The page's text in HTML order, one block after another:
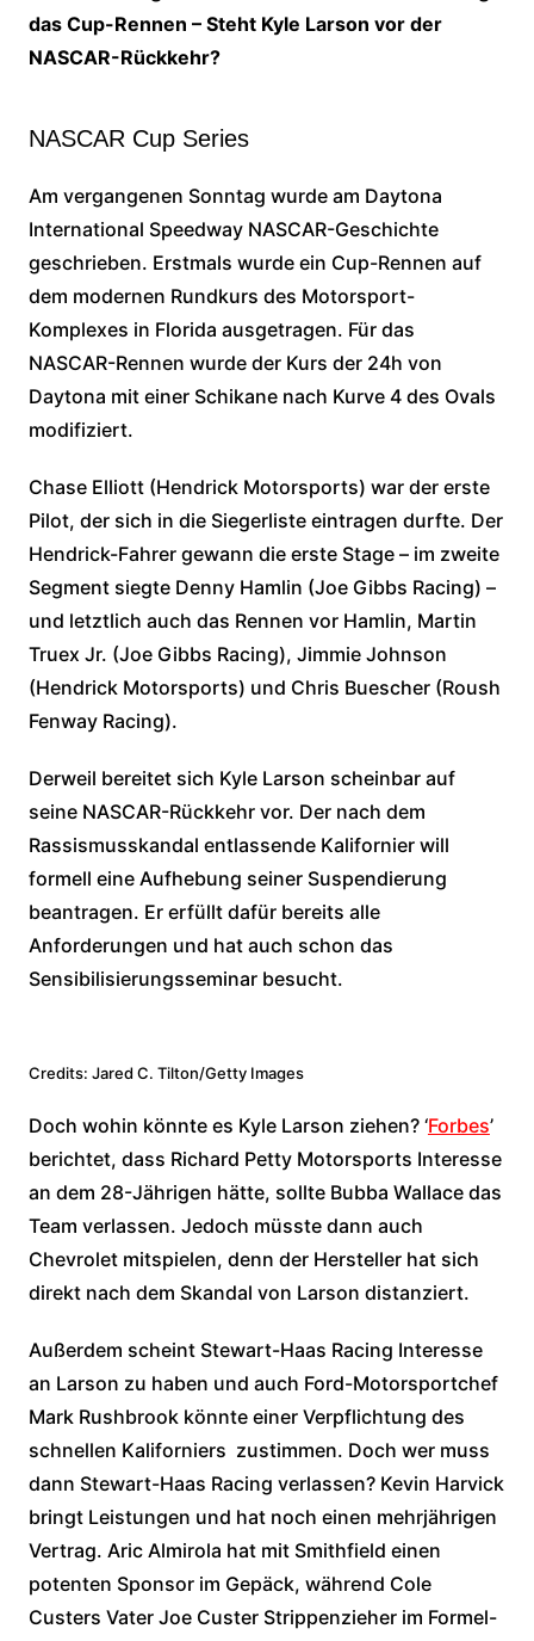
das Cup-Rennen – Steht Kyle Larson vor der
NASCAR-Rückkehr?
NASCAR Cup Series
Am vergangenen Sonntag wurde am Daytona
International Speedway NASCAR-Geschichte
geschrieben. Erstmals wurde ein Cup-Rennen auf
dem modernen Rundkurs des Motorsport-
Komplexes in Florida ausgetragen. Für das
NASCAR-Rennen wurde der Kurs der 24h von
Daytona mit einer Schikane nach Kurve 4 des Ovals
modifiziert.
Chase Elliott (Hendrick Motorsports) war der erste
Pilot, der sich in die Siegerliste eintragen durfte. Der
Hendrick-Fahrer gewann die erste Stage – im zweite
Segment siegte Denny Hamlin (Joe Gibbs Racing) –
und letztlich auch das Rennen vor Hamlin, Martin
Truex Jr. (Joe Gibbs Racing), Jimmie Johnson
(Hendrick Motorsports) und Chris Buescher (Roush
Fenway Racing).
Derweil bereitet sich Kyle Larson scheinbar auf
seine NASCAR-Rückkehr vor. Der nach dem
Rassismusskandal entlassende Kalifornier will
formell eine Aufhebung seiner Suspendierung
beantragen. Er erfüllt dafür bereits alle
Anforderungen und hat auch schon das
Sensibilisierungsseminar besucht.
Credits: Jared C. Tilton/Getty Images
Doch wohin könnte es Kyle Larson ziehen? ‘Forbes’
berichtet, dass Richard Petty Motorsports Interesse
an dem 28-Jährigen hätte, sollte Bubba Wallace das
Team verlassen. Jedoch müsste dann auch
Chevrolet mitspielen, denn der Hersteller hat sich
direkt nach dem Skandal von Larson distanziert.
Außerdem scheint Stewart-Haas Racing Interesse
an Larson zu haben und auch Ford-Motorsportchef
Mark Rushbrook könnte einer Verpflichtung des
schnellen Kaliforniers zustimmen. Doch wer muss
dann Stewart-Haas Racing verlassen? Kevin Harvick
bringt Leistungen und hat noch einen mehrjährigen
Vertrag. Aric Almirola hat mit Smithfield einen
potenten Sponsor im Gepäck, während Cole
Custers Vater Joe Custer Strippenzieher im Formel-